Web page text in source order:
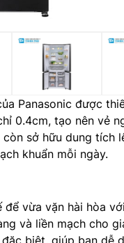
Panasonic được
0.4cm, tạo nên vẻ
còn sở hữu dung tích
khuẩn mỗi ngày.
vừa vặn hài hòa
và liền mạch cho
biệt, giúp bạn dễ